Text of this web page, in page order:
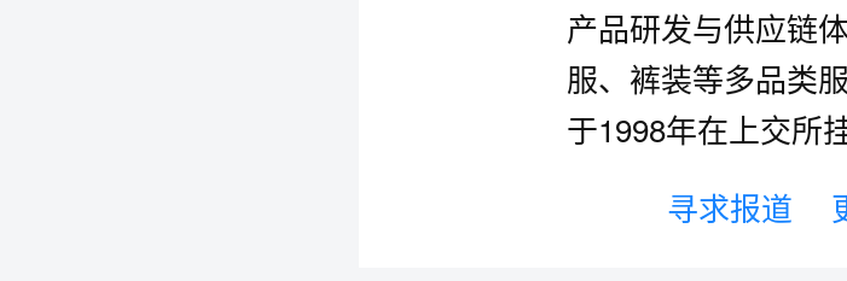
产品研发与供应链
服、裤装等多品类
于1998年在上交所
寻求报道